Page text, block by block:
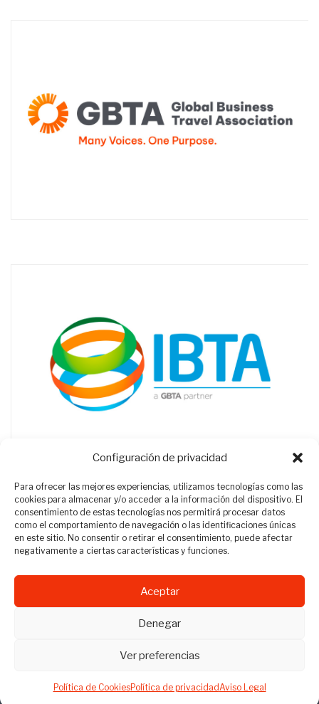
Configuración de privacidad
Para ofrecer las mejores experiencias, utilizamos tecnologías como las
cookies para almacenar y/o acceder a la información del dispositivo. El
consentimiento de estas tecnologías nos permitirá procesar datos
como el comportamiento de navegación o las identificaciones únicas
en este sitio. No consentir o retirar el consentimiento, puede afectar
negativamente a ciertas características y funciones.
Aceptar
Denegar
Ver preferencias
Política de CookiesPolítica de privacidadAviso Legal
Revista Travel Manager © 2012 - 2026
Todos los derechos reservados.